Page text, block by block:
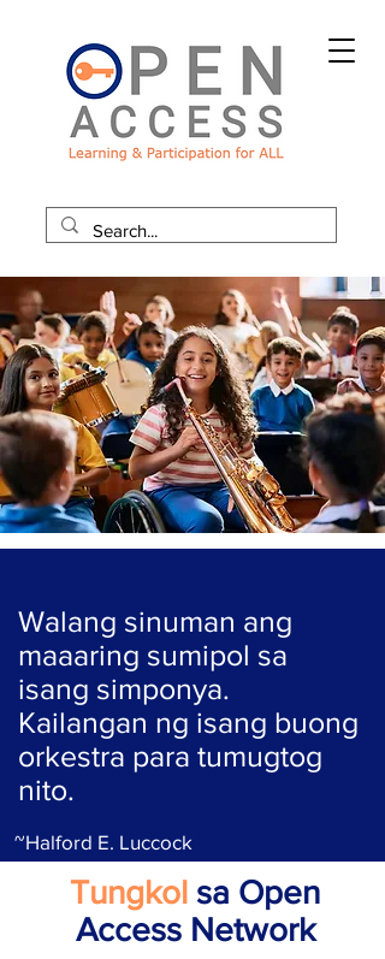
Walang sinuman ang
maaaring sumipol sa
isang simponya.
Kailangan ng isang buong
orkestra para tumugtog
nito.
~Halford E. Luccock
Tungkol sa Open
Access Network